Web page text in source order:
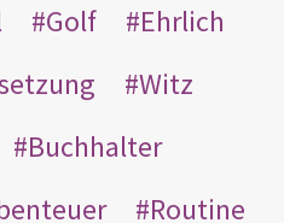
Golf
Ehrlich
Witz
Buchhalter
Routine